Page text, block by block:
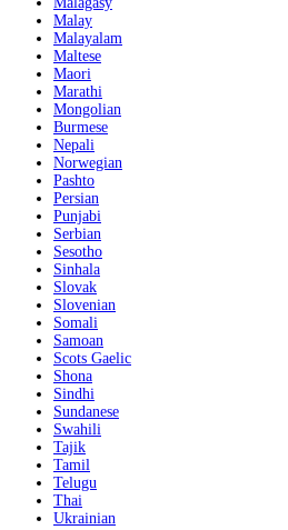
Malay
Malayalam
Maltese
Maori
Marathi
Mongolian
Burmese
Nepali
Norwegian
Pashto
Persian
Punjabi
Serbian
Sesotho
Sinhala
Slovak
Slovenian
Somali
Samoan
Scots Gaelic
Shona
Sindhi
Sundanese
Swahili
Tajik
Tamil
Telugu
Thai
Ukrainian